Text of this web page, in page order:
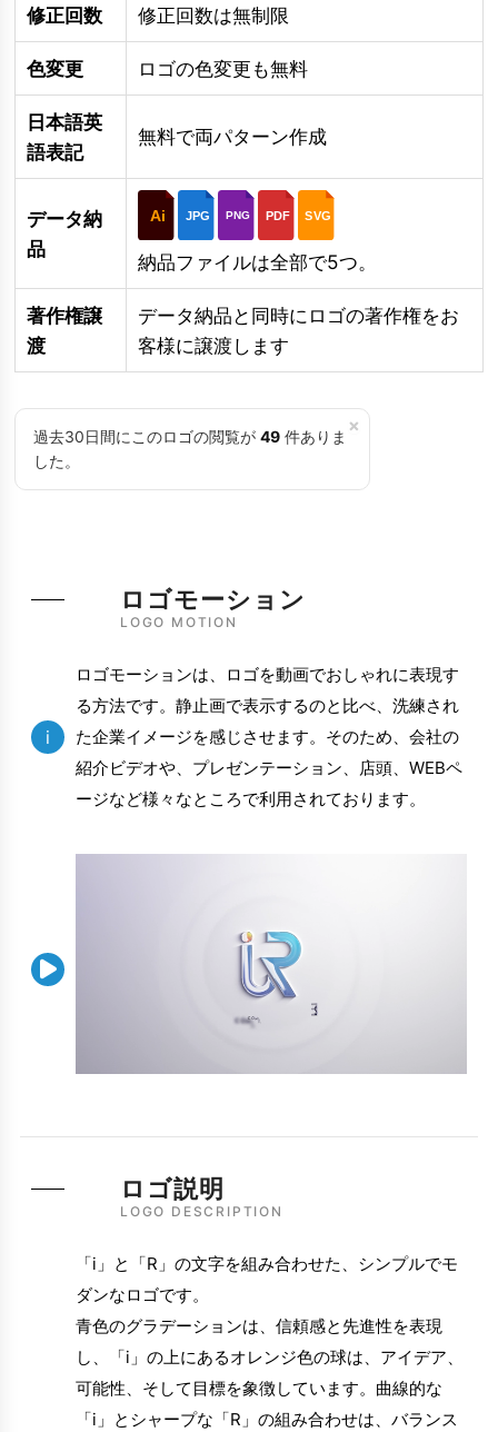
修正回数 修正回数は無制限
色変更 ロゴの色変更も無料
日本語英
語表記
無料で両パターン作成
データ納
品
Ai JPG PNG PDF SVG
納品ファイルは全部で5つ。
著作権譲
渡
データ納品と同時にロゴの著作権をお
客様に譲渡します
×
過去30日間にこのロゴの閲覧が 49 件ありま
した。
LOGO MOTION
ロゴモーション
i
ロゴモーションは、ロゴを動画でおしゃれに表現す
る方法です。静止画で表示するのと比べ、洗練され
た企業イメージを感じさせます。そのため、会社の
紹介ビデオや、プレゼンテーション、店頭、WEBペ
ージなど様々なところで利用されております。

LOGO DESCRIPTION
ロゴ説明
「i」と「R」の文字を組み合わせた、シンプルでモ
ダンなロゴです。
青色のグラデーションは、信頼感と先進性を表現
し、「i」の上にあるオレンジ色の球は、アイデア、
可能性、そして目標を象徴しています。曲線的な
「i」とシャープな「R」の組み合わせは、バランス